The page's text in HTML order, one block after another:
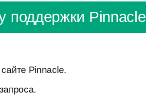
поддержки Pinnacle
Pinnacle.